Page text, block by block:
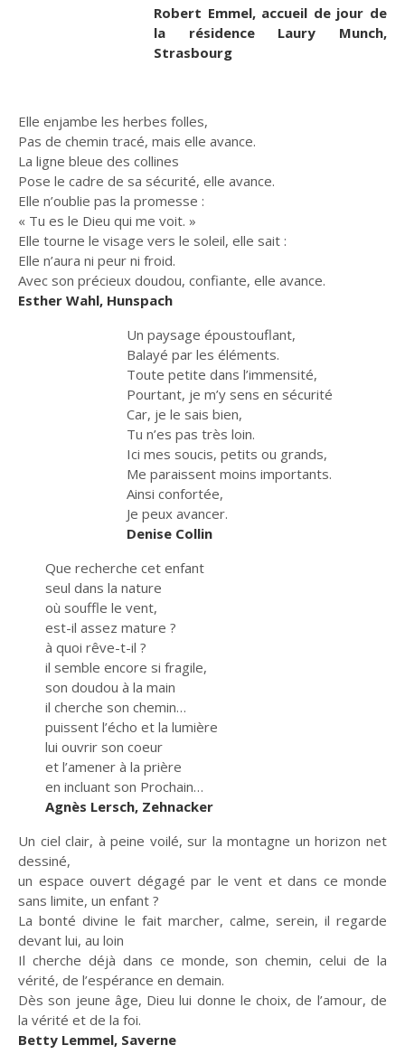
Robert Emmel, accueil de jour de
la résidence Laury Munch,
Strasbourg
Elle enjambe les herbes folles,
Pas de chemin tracé, mais elle avance.
La ligne bleue des collines
Pose le cadre de sa sécurité, elle avance.
Elle n’oublie pas la promesse :
« Tu es le Dieu qui me voit. »
Elle tourne le visage vers le soleil, elle sait :
Elle n’aura ni peur ni froid.
Avec son précieux doudou, confiante, elle avance.
Esther Wahl, Hunspach
Un paysage époustouflant,
Balayé par les éléments.
Toute petite dans l’immensité,
Pourtant, je m’y sens en sécurité
Car, je le sais bien,
Tu n’es pas très loin.
Ici mes soucis, petits ou grands,
Me paraissent moins importants.
Ainsi confortée,
Je peux avancer.
Denise Collin
Que recherche cet enfant
seul dans la nature
où souffle le vent,
est-il assez mature ?
à quoi rêve-t-il ?
il semble encore si fragile,
son doudou à la main
il cherche son chemin…
puissent l’écho et la lumière
lui ouvrir son coeur
et l’amener à la prière
en incluant son Prochain…
Agnès Lersch, Zehnacker
Un ciel clair, à peine voilé, sur la montagne un horizon net
dessiné,
un espace ouvert dégagé par le vent et dans ce monde
sans limite, un enfant ?
La bonté divine le fait marcher, calme, serein, il regarde
devant lui, au loin
Il cherche déjà dans ce monde, son chemin, celui de la
vérité, de l’espérance en demain.
Dès son jeune âge, Dieu lui donne le choix, de l’amour, de
la vérité et de la foi.
Betty Lemmel, Saverne